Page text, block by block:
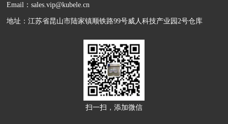
Email：sales.vip@kubele.cn
地址：江苏省昆山市陆家镇顺铁路99号威人科技产业园2号仓库
扫一扫，添加微信